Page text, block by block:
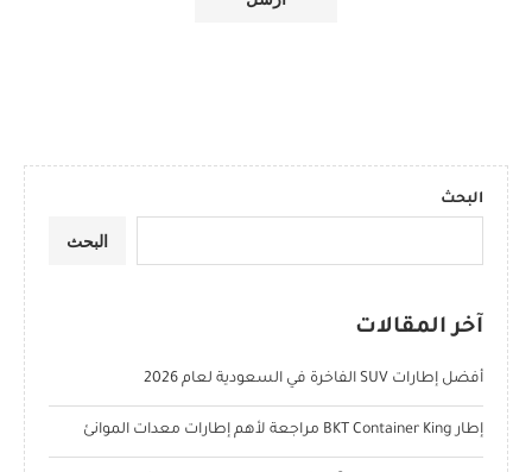
البحث
البحث
آخر المقالات
أفضل إطارات SUV الفاخرة في السعودية لعام 2026
إطار BKT Container King مراجعة لأهم إطارات معدات الموانئ